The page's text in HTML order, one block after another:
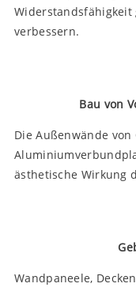
verbessern.
Bau von
Die Außenwände
ästhetische Wirkung
Wandpaneele,